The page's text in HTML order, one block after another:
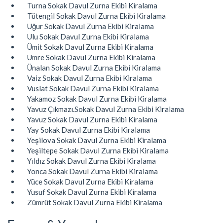
Turna Sokak Davul Zurna Ekibi Kiralama
Tütengil Sokak Davul Zurna Ekibi Kiralama
Uğur Sokak Davul Zurna Ekibi Kiralama
Ulu Sokak Davul Zurna Ekibi Kiralama
Ümit Sokak Davul Zurna Ekibi Kiralama
Umre Sokak Davul Zurna Ekibi Kiralama
Ünalan Sokak Davul Zurna Ekibi Kiralama
Vaiz Sokak Davul Zurna Ekibi Kiralama
Vuslat Sokak Davul Zurna Ekibi Kiralama
Yakamoz Sokak Davul Zurna Ekibi Kiralama
Yavuz Çıkmazı.Sokak Davul Zurna Ekibi Kiralama
Yavuz Sokak Davul Zurna Ekibi Kiralama
Yay Sokak Davul Zurna Ekibi Kiralama
Yeşilova Sokak Davul Zurna Ekibi Kiralama
Yeşiltepe Sokak Davul Zurna Ekibi Kiralama
Yıldız Sokak Davul Zurna Ekibi Kiralama
Yonca Sokak Davul Zurna Ekibi Kiralama
Yüce Sokak Davul Zurna Ekibi Kiralama
Yusuf Sokak Davul Zurna Ekibi Kiralama
Zümrüt Sokak Davul Zurna Ekibi Kiralama